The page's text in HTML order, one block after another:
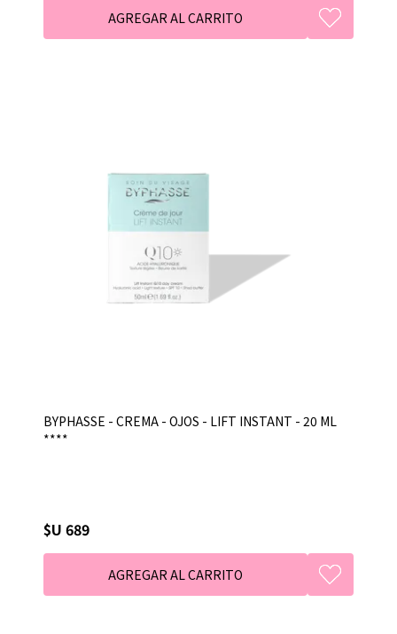
BYPHASSE - CREMA - OJOS - LIFT INSTANT - 20 ML
****
$U 689